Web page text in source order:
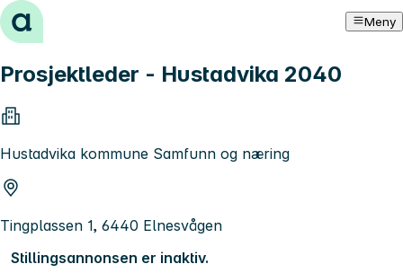
Hopp til innhold Meny
Prosjektleder - Hustadvika 2040
Hustadvika kommune Samfunn og næring
Tingplassen 1, 6440 Elnesvågen
Stillingsannonsen er inaktiv.